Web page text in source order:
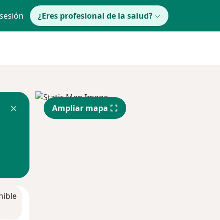
¿Eres profesional de la salud?
Ampliar mapa